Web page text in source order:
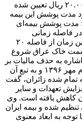
پاراکلینیکی به علت بیماری یا حادثه ۲۰.۰۰۰.۰۰۰ ریال تعیین شده
مدت پوشش این بیمه
مدت پوشش بیمه‌ای
بیمه شدگان حداکثر ۳۰ روز در فاصله زمانی
چهاردهم مهر تا سوم آذر امسال است که این زمان از فاصله ۲۰
سمت خاک عراق شروع
به حذف مالیات بر
ارزش افزوده بیمه های درمان از تاریخ سوم مهر ۱۳۹۶ و به تبع آن
شده زائران، گفت
تعهدات و سایر
کاهش یافته است. وی
شده و بیمه ایران
به ابعاد معنوی